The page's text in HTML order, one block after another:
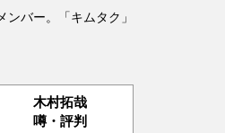
バー。「キムタク」
木村拓哉
噂・評判